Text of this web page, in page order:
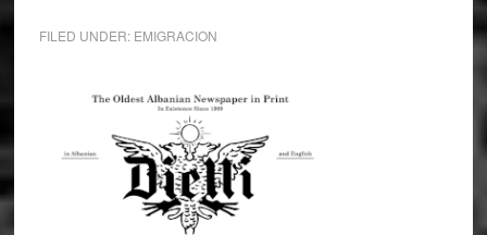
FILED UNDER: EMIGRACION